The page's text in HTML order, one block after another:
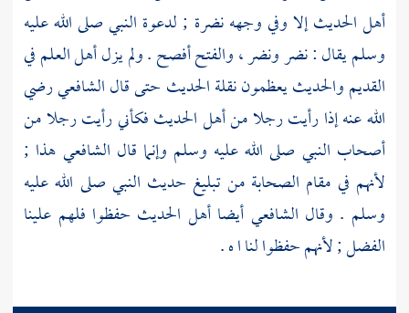
أهل الحديث إلا وفي وجهه نضرة ; لدعوة النبي صلى الله عليه
وسلم يقال : نضر ونضر ، والفتح أفصح . ولم يزلأهل العلمفي
القديم والحديث يعظمون نقلة الحديث حتى قالالشافعيرضي
الله عنه إذا رأيت رجلا منأهل الحديثفكأني رأيت رجلا من
أصحاب النبي صلى الله عليه وسلم وإنما قال الشافعي هذا ;
لأنهم في مقام الصحابة من تبليغ حديث النبي صلى الله عليه
وسلم . وقال الشافعي أيضاأهل الحديث حفظوا فلهم علينا
الفضل ; لأنهم حفظوا لنا ا ه .